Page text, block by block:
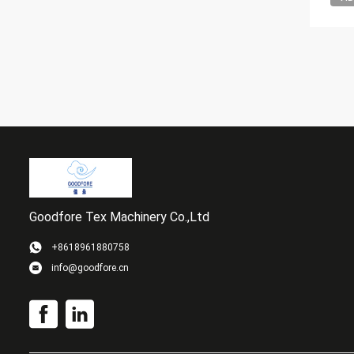
Goodfore Tex Machinery Co.,Ltd
+8618961880758
info@goodfore.cn